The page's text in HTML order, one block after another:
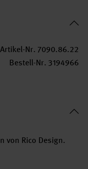
Artikel-Nr. 7090.86.22
Bestell-Nr. 3194966
von Rico Design.